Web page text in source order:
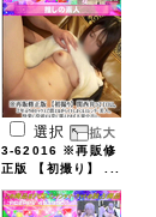
選択
3-62016 ※再販修
正版 【初撮り】 ...